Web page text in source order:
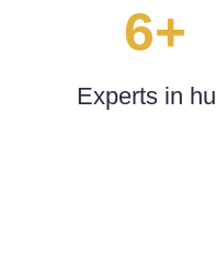
6+
Experts in